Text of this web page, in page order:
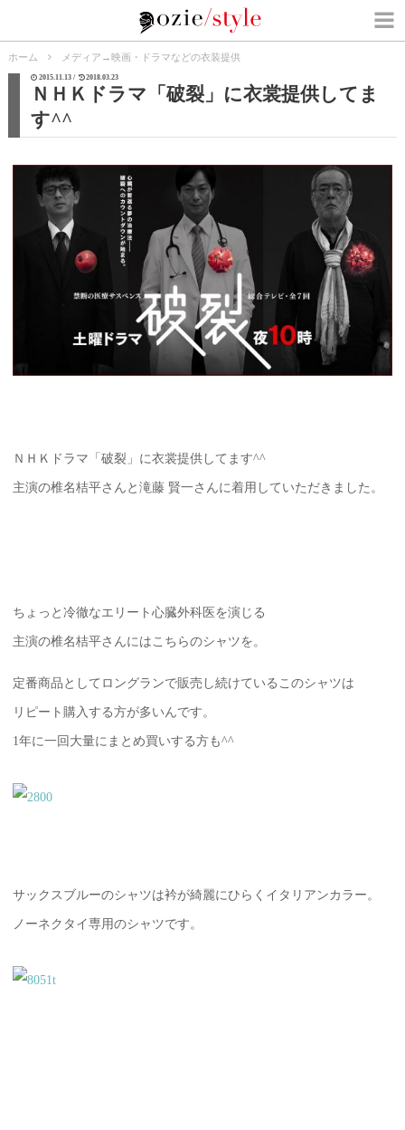
ホーム メディア →映画・ドラマなどの衣装提供
2015.11.13 / 2018.03.23
ＮＨＫドラマ「破裂」に衣裳提供してま
す^^
ＮＨＫドラマ「破裂」に衣裳提供してます^^
主演の椎名桔平さんと滝藤 賢一さんに着用していただきました。
ちょっと冷徹なエリート心臓外科医を演じる
主演の椎名桔平さんにはこちらのシャツを。
定番商品としてロングランで販売し続けているこのシャツは
リピート購入する方が多いんです。
1年に一回大量にまとめ買いする方も^^
サックスブルーのシャツは衿が綺麗にひらくイタリアンカラー。
ノーネクタイ専用のシャツです。